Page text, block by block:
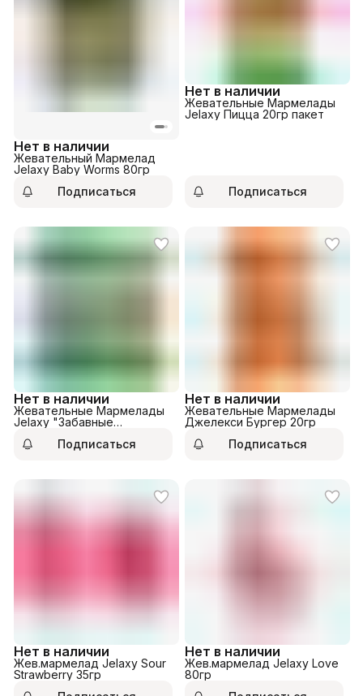
Нет в наличии
Жевательный Мармелад
Jelaxy Baby Worms 80гр
Подписаться
Нет в наличии
Жевательные Мармелады
Jelaxy Пицца 20гр пакет
Подписаться
Нет в наличии
Жевательные Мармелады
Jelaxy "Забавные
Подписаться
Нет в наличии
Жевательные Мармелады
Джелекси Бургер 20гр
Подписаться
Нет в наличии
Жев.мармелад Jelaxy Sour
Strawberry 35гр
Нет в наличии
Жев.мармелад Jelaxy Love
80гр